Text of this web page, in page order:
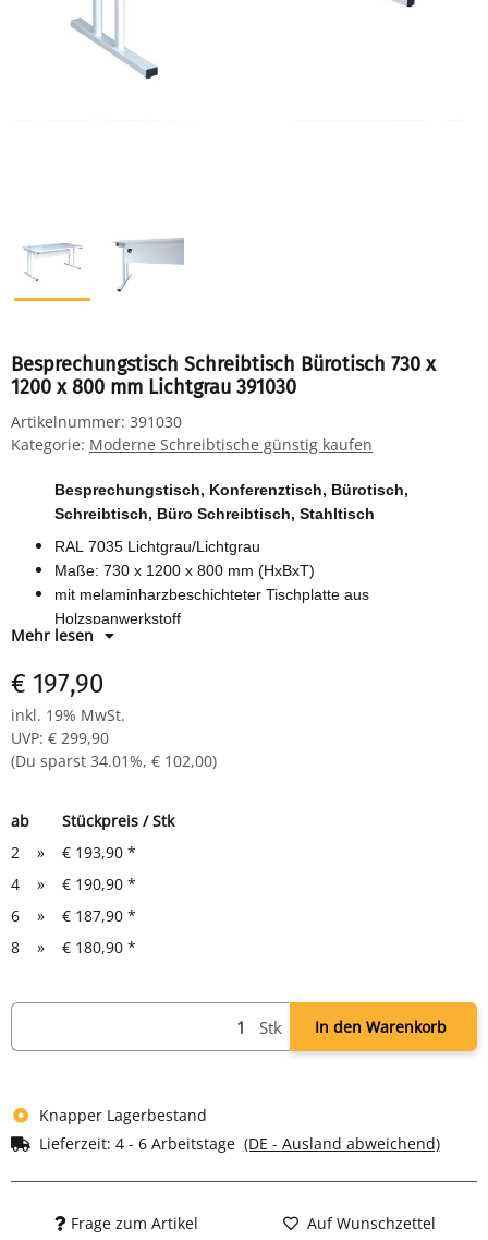
Besprechungstisch Schreibtisch Bürotisch 730 x
1200 x 800 mm Lichtgrau 391030
Artikelnummer: 391030
Kategorie: Moderne Schreibtische günstig kaufen
Besprechungstisch, Konferenztisch, Bürotisch,
Schreibtisch, Büro Schreibtisch, Stahltisch
RAL 7035 Lichtgrau/Lichtgrau
Maße: 730 x 1200 x 800 mm (HxBxT)
mit melaminharzbeschichteter Tischplatte aus
Holzspanwerkstoff
formschön geschwungenes T-Fuß-Design
Mehr lesen
€ 197,90
inkl. 19% MwSt.
UVP: € 299,90
(Du sparst 34.01%, € 102,00)
ab
Stückpreis / Stk
2
» € 193,90 *
4
» € 190,90 *
6
» € 187,90 *
8
» € 180,90 *
Stk In den Warenkorb
Knapper Lagerbestand
Lieferzeit: 4 - 6 Arbeitstage (DE - Ausland abweichend)
Frage zum Artikel Auf Wunschzettel